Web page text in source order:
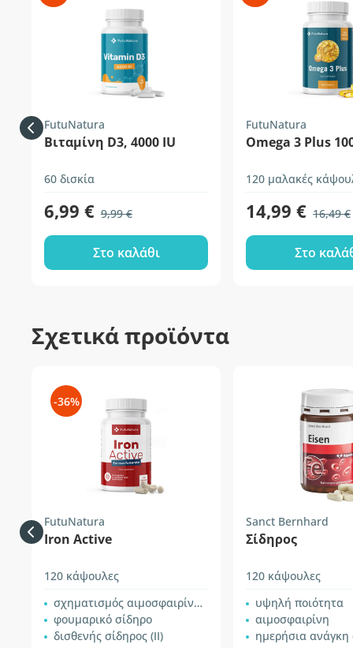
FutuNatura
Βιταμίνη D3, 4000 IU
60 δισκία
6,99 € 9,99 €
Στο καλάθι
FutuNatura
Omega 3 Plus
120 μαλακές
14,99 € 16,49 €
Στο
Σχετικά προϊόντα
-36%
FutuNatura
Iron Active
120 κάψουλες
σχηματισμός αιμοσφαιρίνης για ενήλικες
φουμαρικό σίδηρο
δισθενής σίδηρος (II)
Sanct Bernhard
Σίδηρος
120 κάψουλες
υψηλή ποιότητα
αιμοσφαιρίνη
ημερήσια ανάγκη